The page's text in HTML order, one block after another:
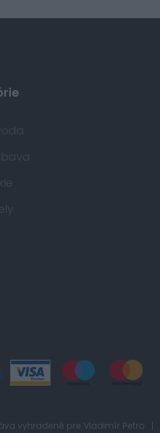
vyhradené pre Vladimír Petro